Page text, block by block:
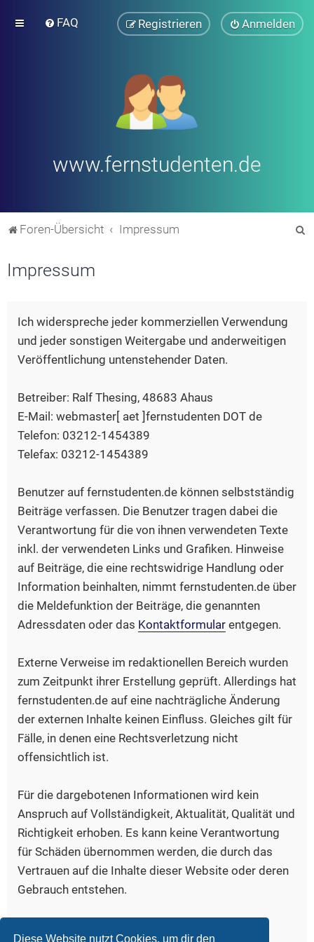
Diese Website nutzt Cookies, um dir den
FAQ Anmelden
Registrieren
www.fernstudenten.de
Foren-Übersicht Impressum
Impressum
Ich widerspreche jeder kommerziellen Verwendung
und jeder sonstigen Weitergabe und anderweitigen
Veröffentlichung untenstehender Daten.
Betreiber: Ralf Thesing, 48683 Ahaus
E-Mail: webmaster[ aet ]fernstudenten DOT de
Telefon: 03212-1454389
Telefax: 03212-1454389
Benutzer auf fernstudenten.de können selbstständig
Beiträge verfassen. Die Benutzer tragen dabei die
Verantwortung für die von ihnen verwendeten Texte
inkl. der verwendeten Links und Grafiken. Hinweise
auf Beiträge, die eine rechtswidrige Handlung oder
Information beinhalten, nimmt fernstudenten.de über
die Meldefunktion der Beiträge, die genannten
Adressdaten oder das Kontaktformular entgegen.
Externe Verweise im redaktionellen Bereich wurden
zum Zeitpunkt ihrer Erstellung geprüft. Allerdings hat
fernstudenten.de auf eine nachträgliche Änderung
der externen Inhalte keinen Einfluss. Gleiches gilt für
Fälle, in denen eine Rechtsverletzung nicht
offensichtlich ist.
Für die dargebotenen Informationen wird kein
Anspruch auf Vollständigkeit, Aktualität, Qualität und
Richtigkeit erhoben. Es kann keine Verantwortung
für Schäden übernommen werden, die durch das
Vertrauen auf die Inhalte dieser Website oder deren
Gebrauch entstehen.